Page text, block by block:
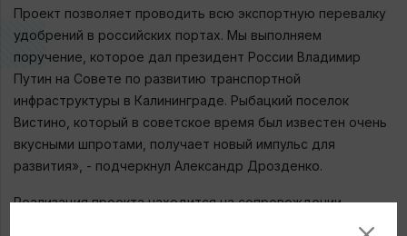
Проект позволяет проводить всю экспортную перевалку
удобрений в российских портах. Мы выполняем
поручение, которое дал президент России Владимир
Путин на Совете по развитию транспортной
инфраструктуры в Калининграде. Рыбацкий поселок
Вистино, который в советское время был известен очень
вкусными шпротами, получает новый импульс для
развития», - подчеркнул Александр Дрозденко.
Реализация проекта находится на сопровождении